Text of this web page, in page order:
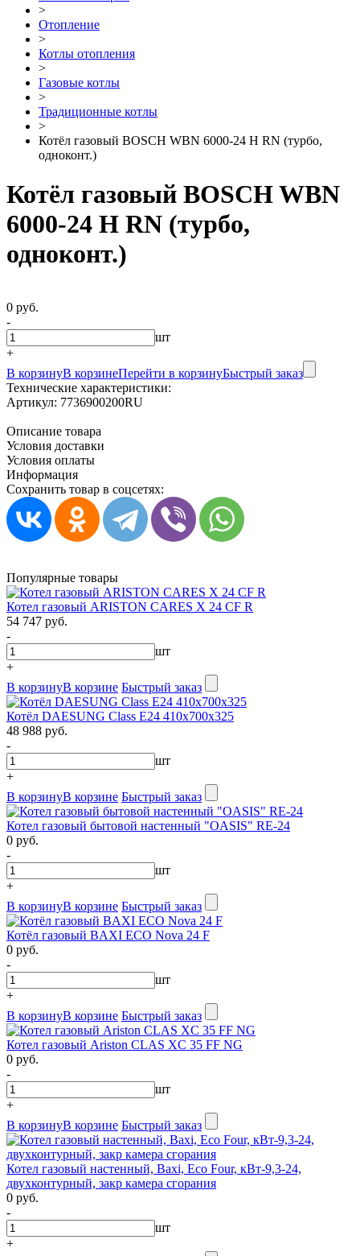
>
Отопление
>
Котлы отопления
>
Газовые котлы
>
Традиционные котлы
>
Котёл газовый BOSCH WBN 6000-24 H RN (турбо,
одноконт.)
Котёл газовый BOSCH WBN
6000-24 H RN (турбо,
одноконт.)
0 руб.
-
шт
+
В корзинуВ корзинеПерейти в корзинуБыстрый заказ
Технические характеристики:
Артикул: 7736900200RU
Описание товара
Условия доставки
Условия оплаты
Информация
Сохранить товар в соцсетях:
Популярные товары
Котел газовый ARISTON CARES X 24 CF R
54 747 руб.
-
шт
+
В корзинуВ корзине Быстрый заказ
Котёл DAESUNG Class E24 410х700х325
48 988 руб.
-
шт
+
В корзинуВ корзине Быстрый заказ
Котел газовый бытовой настенный "OASIS" RE-24
0 руб.
-
шт
+
В корзинуВ корзине Быстрый заказ
Котёл газовый BAXI ECO Nova 24 F
0 руб.
-
шт
+
В корзинуВ корзине Быстрый заказ
Котел газовый Ariston CLAS XC 35 FF NG
0 руб.
-
шт
+
В корзинуВ корзине Быстрый заказ
Котел газовый настенный, Baxi, Eco Four, кВт-9,3-24,
двухконтурный, закр камера сгорания
0 руб.
-
шт
+